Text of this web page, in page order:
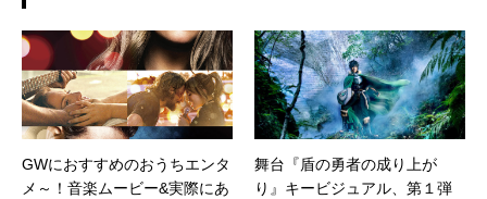
GWにおすすめのおうちエンタ
メ～！音楽ムービー&実際にあ
舞台『盾の勇者の成り上が
り』キービジュアル、第１弾